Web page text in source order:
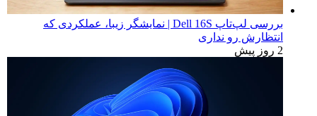
بررسی لپ‌تاپ Dell 16S | نمایشگر زیبا، عملکردی که
انتظارش رو نداری
2 روز پیش